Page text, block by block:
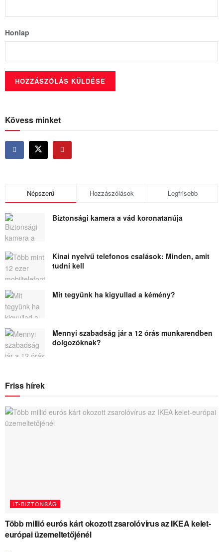
Honlap
Kövess minket
Népszerű Hozzászólások Legfrisebb
Biztonsági kamera a vád koronatanúja
Kínai nyelvű telefonos csalások: Minden, amit
tudni kell
Mit tegyünk ha kigyullad a kémény?
Mennyi szabadság jár a 12 órás munkarendben
dolgozóknak?
Friss hírek
IT-BIZTONSÁG
Több millió eurós kárt okozott zsarolóvírus az IKEA kelet-
európai üzemeltetőjénél